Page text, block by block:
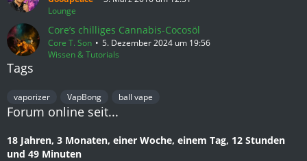
Lounge
Core’s chilliges Cannabis-Cocosöl
Core T. Son
5. Dezember 2024 um 19:56
Wissen & Tutorials
Tags
vaporizer VapBong ball vape
Forum online seit...
18 Jahren, 3 Monaten, einer Woche, einem Tag, 12 Stunden
und 49 Minuten